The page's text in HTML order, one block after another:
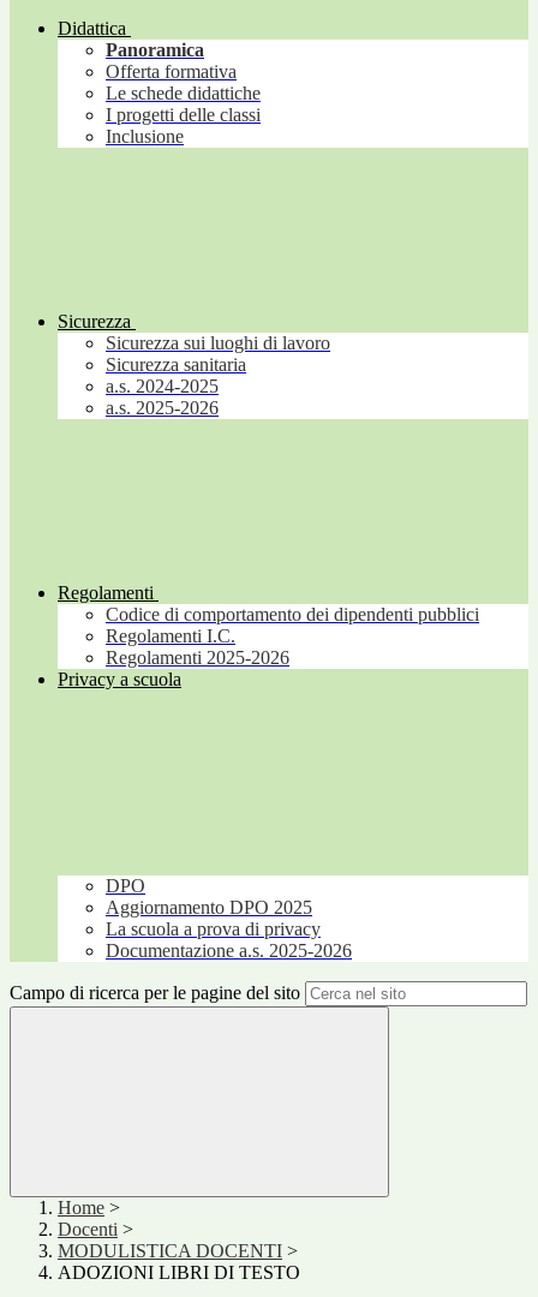
Didattica
Panoramica
Offerta formativa
Le schede didattiche
I progetti delle classi
Inclusione
Sicurezza
Sicurezza sui luoghi di lavoro
Sicurezza sanitaria
a.s. 2024-2025
a.s. 2025-2026
Regolamenti
Codice di comportamento dei dipendenti pubblici
Regolamenti I.C.
Regolamenti 2025-2026
Privacy a scuola
DPO
Aggiornamento DPO 2025
La scuola a prova di privacy
Documentazione a.s. 2025-2026
Campo di ricerca per le pagine del sito
Home >
Docenti >
MODULISTICA DOCENTI >
ADOZIONI LIBRI DI TESTO